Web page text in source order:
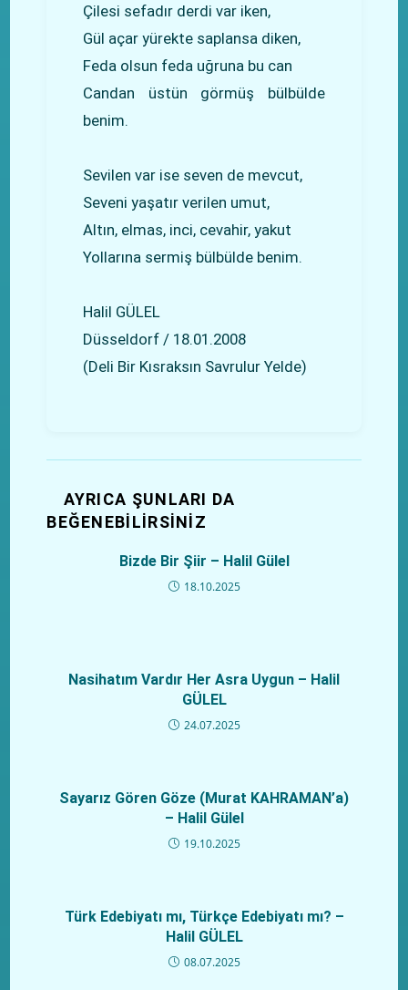
Çilesi sefadır derdi var iken,
Gül açar yürekte saplansa diken,
Feda olsun feda uğruna bu can
Candan üstün görmüş bülbülde
benim.
Sevilen var ise seven de mevcut,
Seveni yaşatır verilen umut,
Altın, elmas, inci, cevahir, yakut
Yollarına sermiş bülbülde benim.
Halil GÜLEL
Düsseldorf / 18.01.2008
(Deli Bir Kısraksın Savrulur Yelde)
AYRICA ŞUNLARI DA
BEĞENEBILIRSINIZ
Bizde Bir Şiir – Halil Gülel
18.10.2025
Nasihatım Vardır Her Asra Uygun – Halil
GÜLEL
24.07.2025
Sayarız Gören Göze (Murat KAHRAMAN’a)
– Halil Gülel
19.10.2025
Türk Edebiyatı mı, Türkçe Edebiyatı mı? –
Halil GÜLEL
08.07.2025